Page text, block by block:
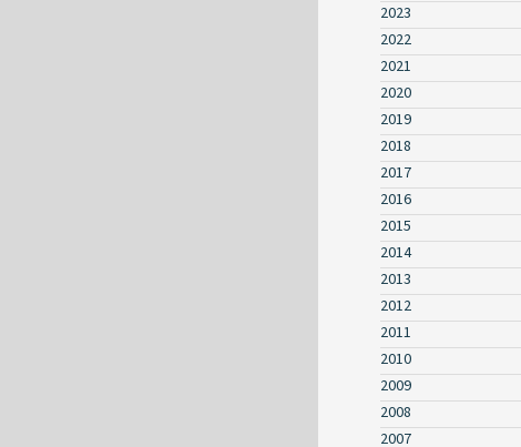
2023
2022
2021
2020
2019
2018
2017
2016
2015
2014
2013
2012
2011
2010
2009
2008
2007